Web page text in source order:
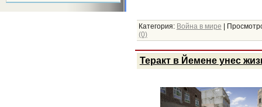
Категория: Война в мире |
(0)
Теракт в Йемене унес